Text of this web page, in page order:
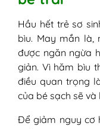
Hầu hết trẻ sơ
bìu. May mắn là,
được ngăn ngừa
giản. Vì hăm bìu
điều quan trọng
của bé sạch sẽ
Để giảm nguy cơ